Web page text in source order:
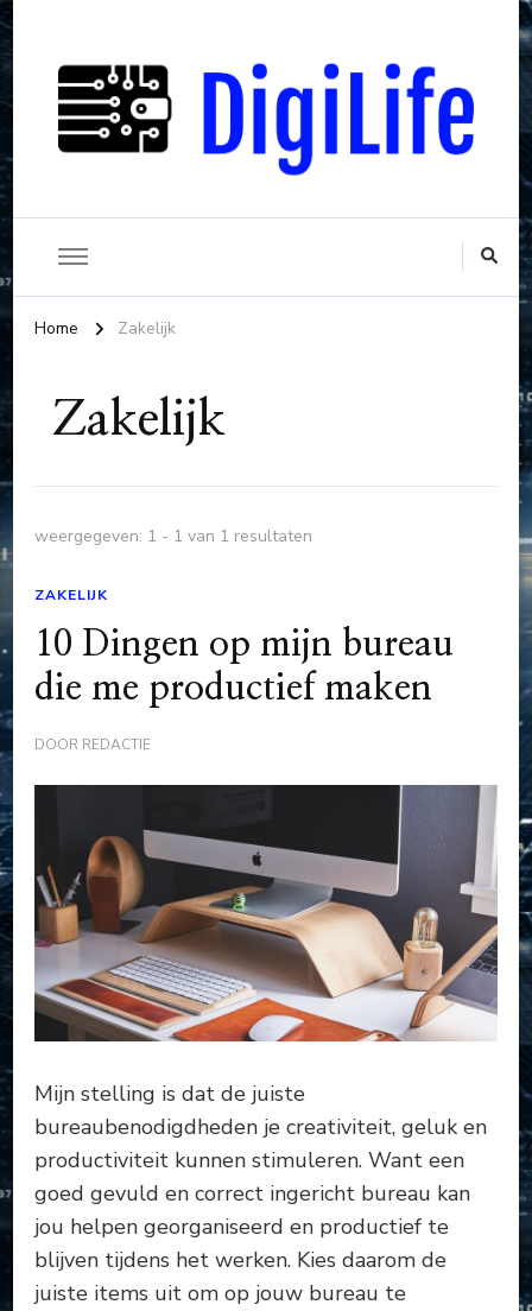
Home Zakelijk
Zakelijk
weergegeven: 1 - 1 van 1 resultaten
ZAKELIJK
10 Dingen op mijn bureau
die me productief maken
DOOR REDACTIE
Mijn stelling is dat de juiste
bureaubenodigdheden je creativiteit, geluk en
productiviteit kunnen stimuleren. Want een
goed gevuld en correct ingericht bureau kan
jou helpen georganiseerd en productief te
blijven tijdens het werken. Kies daarom de
juiste items uit om op jouw bureau te